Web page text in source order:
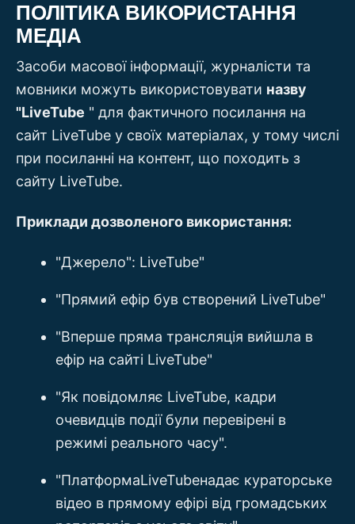
ПОЛІТИКА ВИКОРИСТАННЯ
МЕДІА
Засоби масової інформації, журналісти та
мовники можуть використовувати назву
"LiveTube " для фактичного посилання на
сайт LiveTube у своїх матеріалах, у тому числі
при посиланні на контент, що походить з
сайту LiveTube.
Приклади дозволеного використання:
"Джерело": LiveTube"
"Прямий ефір був створений LiveTube"
"Вперше пряма трансляція вийшла в
ефір на сайті LiveTube"
"Як повідомляє LiveTube, кадри
очевидців події були перевірені в
режимі реального часу".
"ПлатформаLiveTubeнадає кураторське
відео в прямому ефірі від громадських